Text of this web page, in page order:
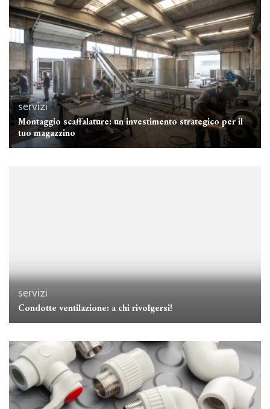
servizi
Montaggio scaffalature: un investimento strategico per il
tuo magazzino
servizi
Condotte ventilazione: a chi rivolgersi!